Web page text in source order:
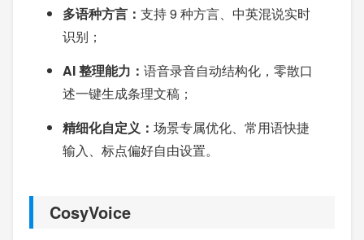
多语种方言： 支持 9 种方言、中英混说实时
识别；
AI 整理能力： 语音录音自动结构化，零散口
述一键生成条理文稿；
精细化自定义： 场景专属优化、常用语快捷
输入、标点偏好自由设置。
CosyVoice